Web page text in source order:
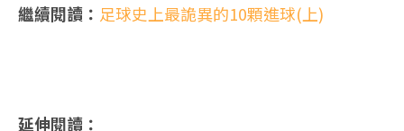
繼續閱讀： 足球史上最詭異的10顆進球(上)
延伸閱讀：